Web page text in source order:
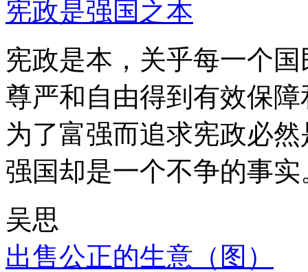
宪政是强国之本
宪政是本，关乎每一个
尊严和自由得到有效保
为了富强而追求宪政必
强国却是一个不争的事实
吴思
出售公正的生意（图）